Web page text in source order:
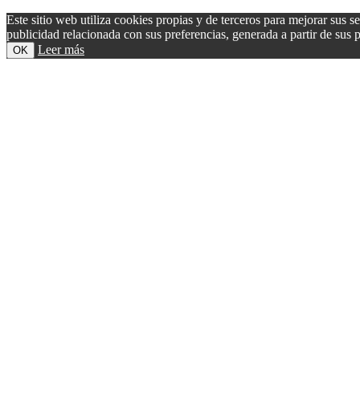
Este sitio web utiliza cookies propias y de terceros para mejorar sus
publicidad relacionada con sus preferencias, generada a partir de
OK Leer más